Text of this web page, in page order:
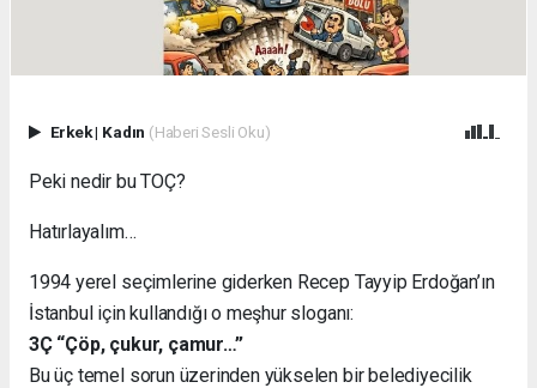
Erkek| Kadın (Haberi Sesli Oku)
Peki nedir bu TOÇ?
Hatırlayalım…
1994 yerel seçimlerine giderken Recep Tayyip Erdoğan’ın
İstanbul için kullandığı o meşhur sloganı:
3Ç “Çöp, çukur, çamur…”
Bu üç temel sorun üzerinden yükselen bir belediyecilik